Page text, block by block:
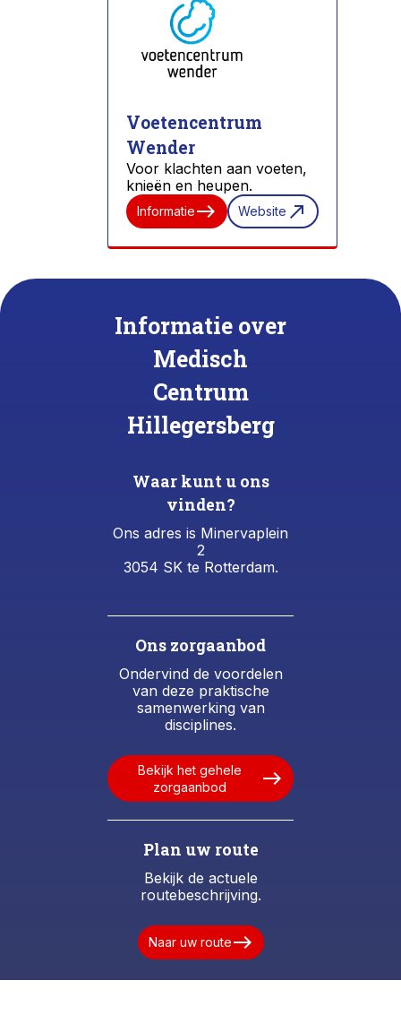
Voetencentrum
Wender
Voor klachten aan voeten,
knieën en heupen.
Informatieeast Website north_east
Informatie over
Medisch
Centrum
Hillegersberg
Waar kunt u ons
vinden?
Ons adres is Minervaplein
2
3054 SK te Rotterdam.
Ons zorgaanbod
Ondervind de voordelen
van deze praktische
samenwerking van
disciplines.
Bekijk het gehele
zorgaanbod
east
Plan uw route
Bekijk de actuele
routebeschrijving.
Naar uw routeeast